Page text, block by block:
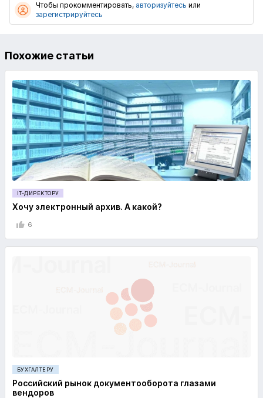
Чтобы прокомментировать, авторизуйтесь или
зарегистрируйтесь
Похожие статьи
IT-ДИРЕКТОРУ
Хочу электронный архив. А какой?
6
БУХГАЛТЕРУ
Российский рынок документооборота глазами
вендоров